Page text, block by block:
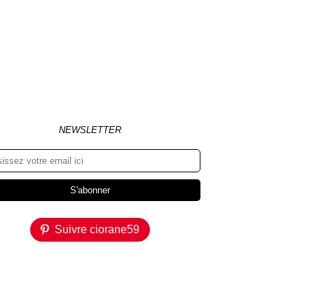
NEWSLETTER
Suivre ciorane59